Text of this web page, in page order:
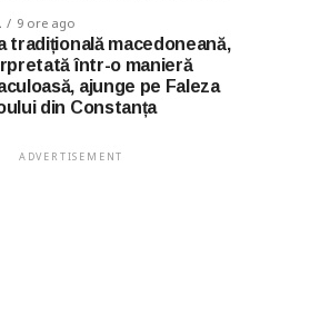
9 ore ago
tradițională macedoneană,
într-o manieră
ajunge pe Faleza
din Constanța
ADVERTISEMENT